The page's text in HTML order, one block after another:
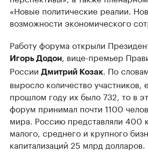
«Новые политические реалии.
возможности экономического
Работу форума открыли
Игорь Додон, вице-премьер
России Дмитрий Козак. По
выросло количество участников,
прошлом году их было 732, то в
форум принимал почти 1100
мира. Россию представляли 400
малого, среднего и крупного
капитализаций 25 млрд долларов.